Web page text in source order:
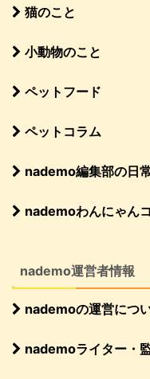
猫のこと
小動物のこと
ペットフード
ペットコラム
nademo編集部の日
nademoわんにゃん
nademo運営者情報
nademoの運営につ
nademoライター・